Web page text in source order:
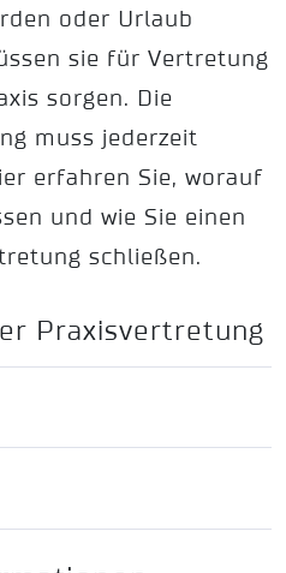
oder Urlaub
sie für Vertretung
sorgen. Die
muss jederzeit
erfahren Sie, worauf
und wie Sie einen
schließen.
Praxisvertretung